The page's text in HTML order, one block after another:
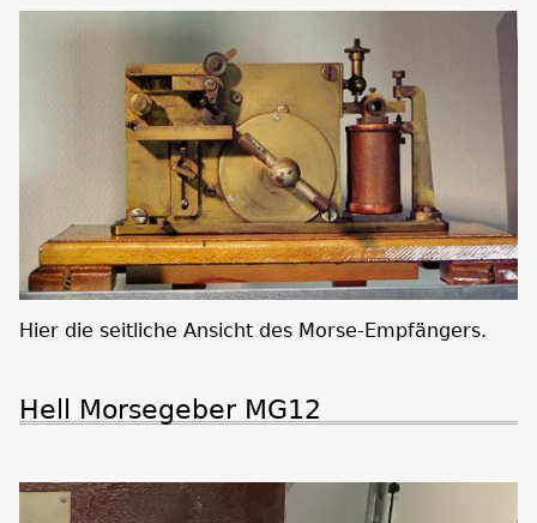
Hier die seitliche Ansicht des Morse-Empfängers.
Hell Morsegeber MG12